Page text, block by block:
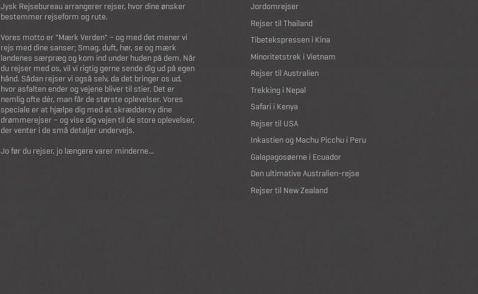
Jysk Rejsebureau arrangerer rejser, hvor dine ønsker
bestemmer rejseform og rute.
Vores motto er "Mærk Verden" – og med det mener vi
rejs med dine sanser; Smag, duft, hør, se og mærk
landenes særpræg og kom ind under huden på dem. Når
du rejser med os, vil vi rigtig gerne sende dig ud på egen
hånd. Sådan rejser vi også selv, da det bringer os ud,
hvor asfalten ender og vejene bliver til stier. Det er
nemlig ofte dér, man får de største oplevelser. Vores
speciale er at hjælpe dig med at skræddersy dine
drømmerejser – og vise dig vejen til de store oplevelser,
der venter i de små detaljer undervejs.
Jo før du rejser, jo længere varer minderne...
Jordomrejser
Rejser til Thailand
Tibetekspressen i Kina
Minoritetstrek i Vietnam
Rejser til Australien
Trekking i Nepal
Safari i Kenya
Rejser til USA
Inkastien og Machu Picchu i Peru
Galapagosøerne i Ecuador
Den ultimative Australien-rejse
Rejser til New Zealand